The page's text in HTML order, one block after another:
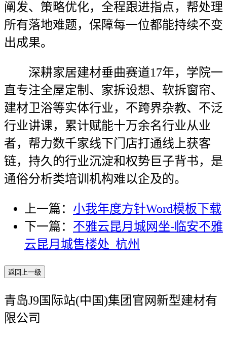
阐发、策略优化，全程跟进指点，帮处理
所有落地难题，保障每一位都能持续不变
出成果。
深耕家居建材垂曲赛道17年，学院一
直专注全屋定制、家拆设想、软拆窗帘、
建材卫浴等实体行业，不跨界杂教、不泛
行业讲课，累计赋能十万余名行业从业
者，帮力数千家线下门店打通线上获客
链，持久的行业沉淀和权势巨子背书，是
通俗分析类培训机构难以企及的。
上一篇： 小我年度方针Word模板下载
下一篇： 不雅云昆月城网坐-临安不雅
云昆月城售楼处_杭州
返回上一级
青岛J9国际站(中国)集团官网新型建材有
限公司